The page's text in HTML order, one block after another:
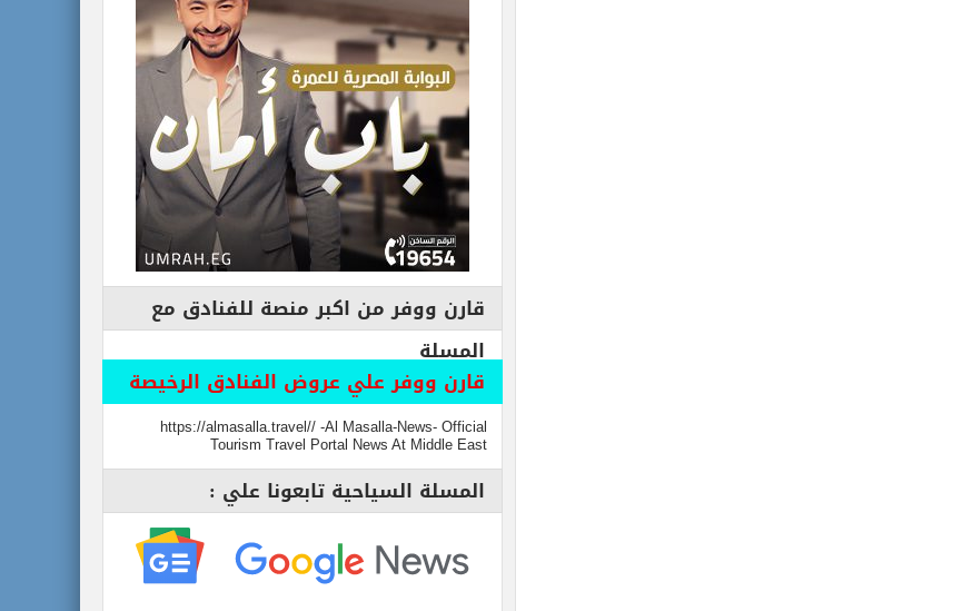
قارن ووفر من اكبر منصة للفنادق مع
المسلة
قارن ووفر علي عروض الفنادق الرخيصة
https://almasalla.travel// -Al Masalla-News- Official
Tourism Travel Portal News At Middle East
المسلة السياحية تابعونا علي :